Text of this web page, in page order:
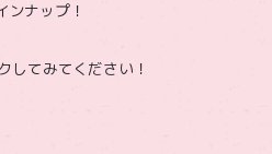
ナップ！
してみてください！